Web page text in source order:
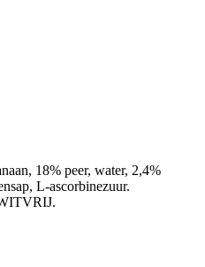
18% peer, water, 2,4%
L-ascorbinezuur.